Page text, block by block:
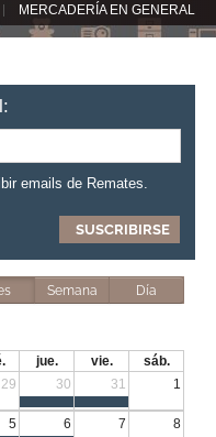
MERCADERÍA EN GENERAL
emails de Remates.
Semana Día
jue. vie.
sáb.
29 30 31 1
5 6 7 8